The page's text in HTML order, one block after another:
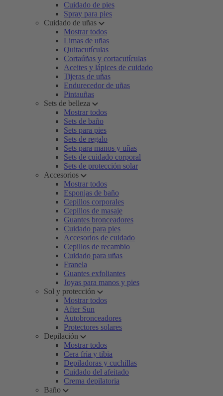
Cuidado de pies
Spray para pies
Cuidado de uñas
Mostrar todos
Limas de uñas
Quitacutículas
Cortaúñas y cortacutículas
Aceites y lápices de cuidado
Tijeras de uñas
Endurecedor de uñas
Pintauñas
Sets de belleza
Mostrar todos
Sets de baño
Sets para pies
Sets de regalo
Sets para manos y uñas
Sets de cuidado corporal
Sets de protección solar
Accesorios
Mostrar todos
Esponjas de baño
Cepillos corporales
Cepillos de masaje
Guantes bronceadores
Cuidado para pies
Accesorios de cuidado
Cepillos de recambio
Cuidado para uñas
Franela
Guantes exfoliantes
Joyas para manos y pies
Sol y protección
Mostrar todos
After Sun
Autobronceadores
Protectores solares
Depilación
Mostrar todos
Cera fría y tibia
Depiladoras y cuchillas
Cuidado del afeitado
Crema depilatoria
Baño